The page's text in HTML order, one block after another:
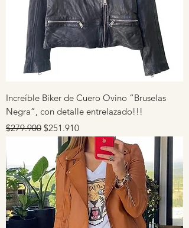
Increíble Biker de Cuero Ovino “Bruselas
Negra”, con detalle entrelazado!!!
Precio
$279.900 Precio de oferta
$251.910